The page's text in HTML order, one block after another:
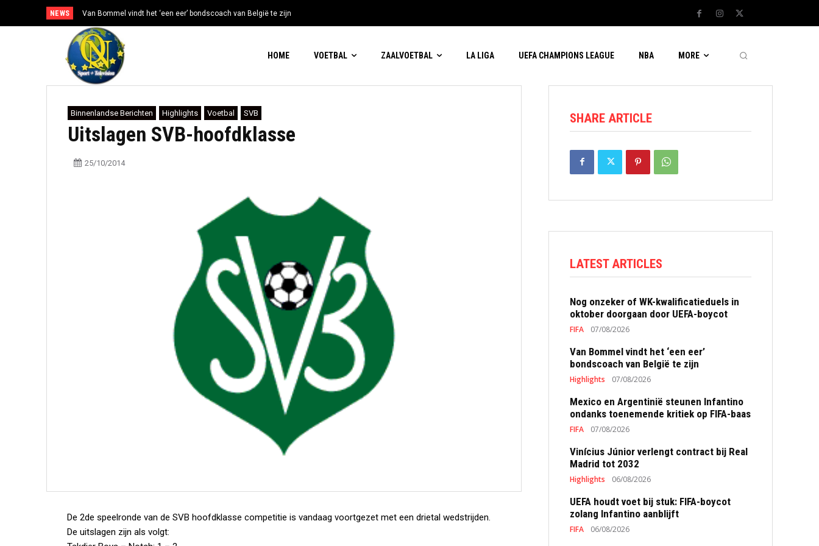
NEWS Van Bommel vindt het ‘een eer’ bondscoach van België te zijn
HOME VOETBAL ZAALVOETBAL LA LIGA UEFA CHAMPIONS LEAGUE NBA MORE
Binnenlandse Berichten Highlights Voetbal SVB
Uitslagen SVB-hoofdklasse
25/10/2014
De 2de speelronde van de SVB hoofdklasse competitie is vandaag voortgezet met een drietal wedstrijden.
De uitslagen zijn als volgt:
SHARE ARTICLE
LATEST ARTICLES
Nog onzeker of WK-kwalificatieduels in
oktober doorgaan door UEFA-boycot
FIFA 07/08/2026
Van Bommel vindt het ‘een eer’
bondscoach van België te zijn
Highlights 07/08/2026
Mexico en Argentinië steunen Infantino
ondanks toenemende kritiek op FIFA-baas
FIFA 07/08/2026
Vinícius Júnior verlengt contract bij Real
Madrid tot 2032
Highlights 06/08/2026
UEFA houdt voet bij stuk: FIFA-boycot
zolang Infantino aanblijft
FIFA 06/08/2026